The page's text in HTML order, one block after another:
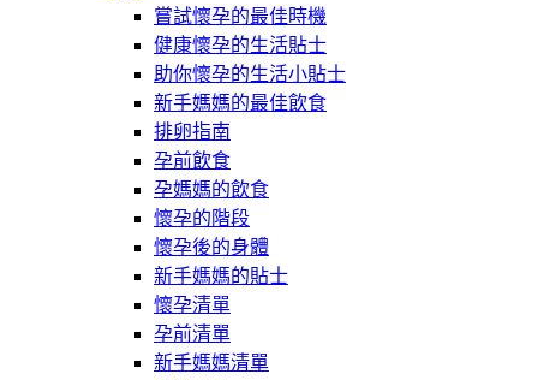
嘗試懷孕的最佳時機
健康懷孕的生活貼士
助你懷孕的生活小貼士
新手媽媽的最佳飲食
排卵指南
孕前飲食
孕媽媽的飲食
懷孕的階段
懷孕後的身體
新手媽媽的貼士
懷孕清單
孕前清單
新手媽媽清單